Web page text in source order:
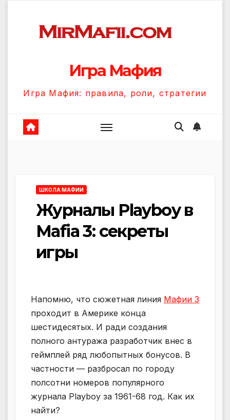
содержанию
Игра Мафия
Игра Мафия: правила, роли, стратегии
ШКОЛА МАФИИ
Журналы Playboy в
Mafia 3: секреты
игры
Напомню, что сюжетная линия Мафии 3
проходит в Америке конца
шестидесятых. И ради создания
полного антуража разработчик внес в
геймплей ряд любопытных бонусов. В
частности — разбросал по городу
полсотни номеров популярного
журнала Playboy за 1961-68 год. Как их
найти?